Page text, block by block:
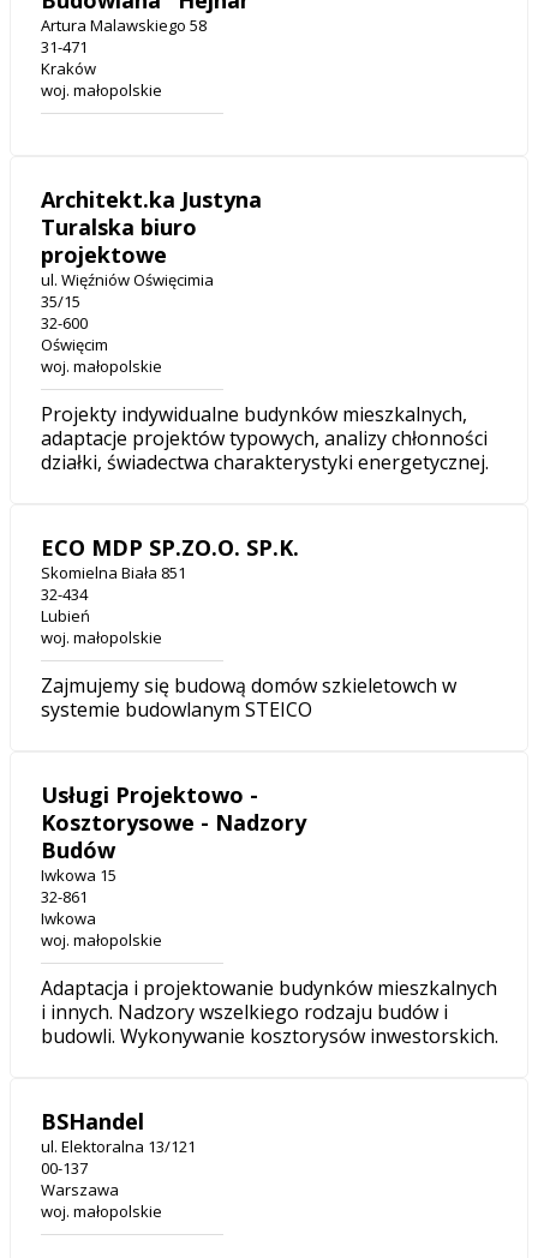
Artura Malawskiego 58
31-471
Kraków
woj. małopolskie
Architekt.ka Justyna
Turalska biuro
projektowe
ul. Więźniów Oświęcimia
35/15
32-600
Oświęcim
woj. małopolskie
Projekty indywidualne budynków mieszkalnych,
adaptacje projektów typowych, analizy chłonności
działki, świadectwa charakterystyki energetycznej.
ECO MDP SP.ZO.O. SP.K.
Skomielna Biała 851
32-434
Lubień
woj. małopolskie
Zajmujemy się budową domów szkieletowch w
systemie budowlanym STEICO
Usługi Projektowo -
Kosztorysowe - Nadzory
Budów
Iwkowa 15
32-861
Iwkowa
woj. małopolskie
Adaptacja i projektowanie budynków mieszkalnych
i innych. Nadzory wszelkiego rodzaju budów i
budowli. Wykonywanie kosztorysów inwestorskich.
BSHandel
ul. Elektoralna 13/121
00-137
Warszawa
woj. małopolskie